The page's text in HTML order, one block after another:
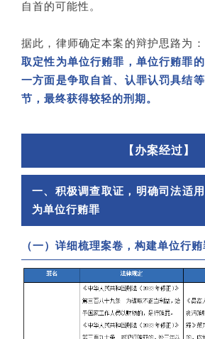
自首的可能性。
据此，律师确定本案的辩护思路为：
取定性为单位行贿罪，单位行贿罪
一方面是争取自首、认罪认罚具结
节，最终获得较轻的刑期。
【办案经过】
一、积极调查取证，明确司法适
为单位行贿罪
（一）详细梳理案卷，构建单位行